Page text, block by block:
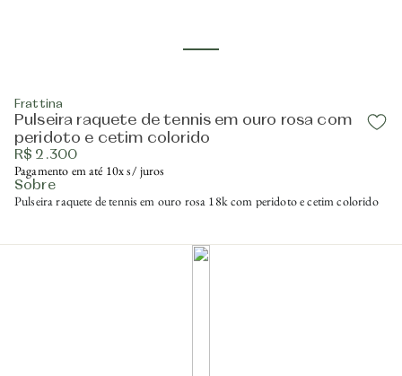
Frattina
Pulseira raquete de tennis em ouro rosa com
peridoto e cetim colorido
R$ 2.300
Pagamento em até 10x s/ juros
Sobre
Pulseira raquete de tennis em ouro rosa 18k com peridoto e cetim colorido